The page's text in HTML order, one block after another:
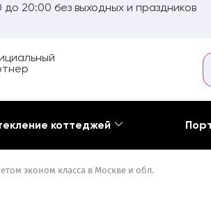
20:00 без выходных и праздников
коттеджей
эконом класса в Москве и обл.